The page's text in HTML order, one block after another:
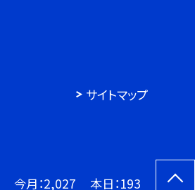
サイトマップ
今月：2,027 本日：193